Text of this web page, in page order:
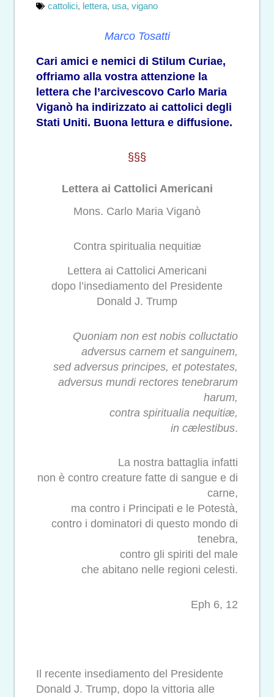
cattolici, lettera, usa, vigano
Marco Tosatti
Cari amici e nemici di Stilum Curiae,
offriamo alla vostra attenzione la
lettera che l’arcivescovo Carlo Maria
Viganò ha indirizzato ai cattolici degli
Stati Uniti. Buona lettura e diffusione.
§§§
Lettera ai Cattolici Americani
Mons. Carlo Maria Viganò
Contra spiritualia nequitiæ
Lettera ai Cattolici Americani
dopo l’insediamento del Presidente
Donald J. Trump
Quoniam non est nobis colluctatio
adversus carnem et sanguinem,
sed adversus principes, et potestates,
adversus mundi rectores tenebrarum
harum,
contra spiritualia nequitiæ,
in cælestibus.
La nostra battaglia infatti
non è contro creature fatte di sangue e di
carne,
ma contro i Principati e le Potestà,
contro i dominatori di questo mondo di
tenebra,
contro gli spiriti del male
che abitano nelle regioni celesti.
Eph 6, 12
Il recente insediamento del Presidente
Donald J. Trump, dopo la vittoria alle